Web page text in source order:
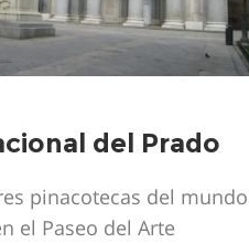
del Prado
pinacotecas del mundo
el Paseo del Arte